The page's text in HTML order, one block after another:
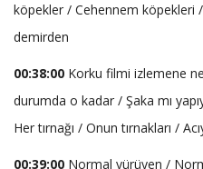
köpekler / Cehennem köpekleri
demirden
00:38:00 Korku filmi izlemene
durumda o kadar / Şaka mı
Her tırnağı / Onun tırnakları /
00:39:00 Normal yürüyen /